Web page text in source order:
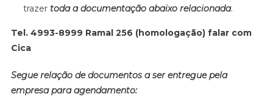
trazer toda a documentação abaixo relacionada.
Tel. 4993-8999 Ramal 256 (homologação) falar com
Cica
Segue relação de documentos a ser entregue pela
empresa para agendamento: